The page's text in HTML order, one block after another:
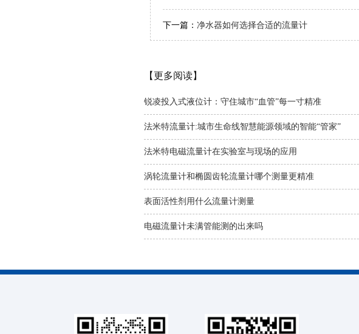
下一篇： 净水器如何选择合适的流量计
【更多阅读】
锐凌投入式液位计：守住城市“血管”每一寸精准
法米特流量计:城市生命线智慧能源领域的智能“管家”
法米特电磁流量计在实验室与现场的应用
涡轮流量计和椭圆齿轮流量计哪个测量更精准
表面活性剂用什么流量计测量
电磁流量计未满管能测的出来吗